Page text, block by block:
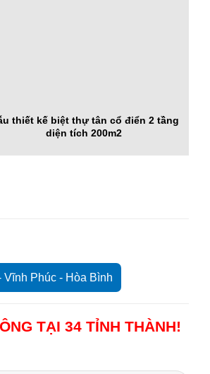
thiết kế biệt thự tân cổ điển 2 tầng
diện tích 200m2
Vĩnh Phúc - Hòa Bình
TẠI 34 TỈNH THÀNH!